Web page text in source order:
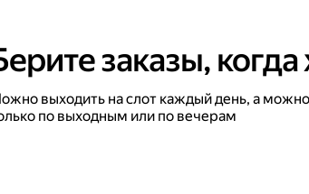
заказы, когда
выходить на слот каждый день, а
по выходным или по вечерам